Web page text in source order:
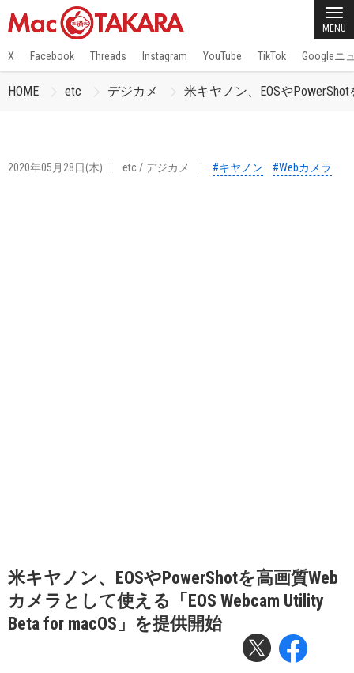
MENU
X Facebook Threads Instagram YouTube TikTok Googleニ
HOME etc デジカメ 米キヤノン、EOSや
2020年05月28日(木) etc/デジカメ #キヤノン #Webカメラ
米キヤノン、EOSやPowerShotを高画質Web
カメラとして使える「EOS Webcam Utility
Beta for macOS」を提供開始